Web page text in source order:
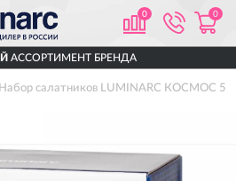
0 0
АССОРТИМЕНТ БРЕНДА
Набор салатников LUMINARC КОСМОС 5